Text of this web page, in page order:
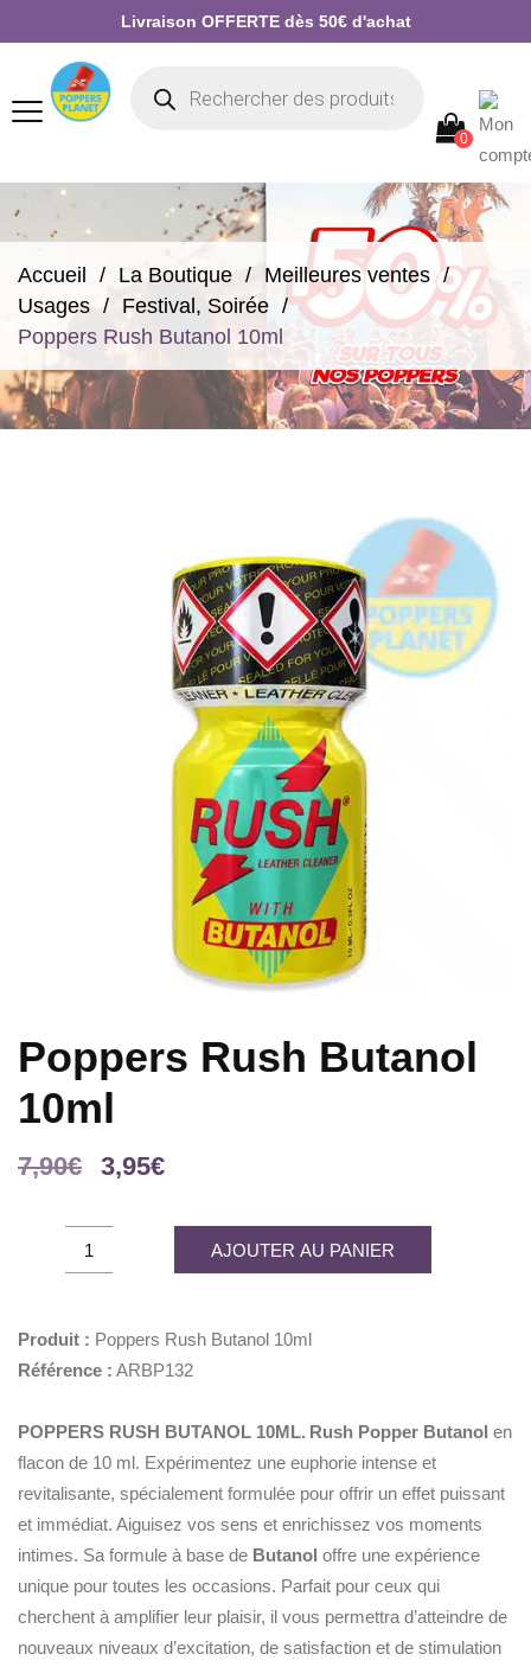
Livraison OFFERTE dès 50€ d'achat
0
Accueil La Boutique
Meilleures ventes
Usages
Festival, Soirée
Poppers Rush Butanol 10ml
Poppers Rush Butanol
10ml
7,90€
Le
initial
3,95€Le
actuel
est :
Poppers
Rush
10ml
quantity
AJOUTER AU PANIER
Produit : Poppers Rush Butanol 10ml
Référence : ARBP132
POPPERS RUSH BUTANOL 10ML. Rush Popper Butanol en
flacon de 10 ml. Expérimentez une euphorie intense et
revitalisante, spécialement formulée pour offrir un effet puissant
et immédiat. Aiguisez vos sens et enrichissez vos moments
intimes. Sa formule à base de Butanol offre une expérience
unique pour toutes les occasions. Parfait pour ceux qui
cherchent à amplifier leur plaisir, il vous permettra d’atteindre de
nouveaux niveaux d’excitation, de satisfaction et de stimulation